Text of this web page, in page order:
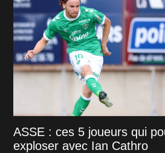
ASSE : ces 5 joueurs qui
exploser avec Ian Cathro